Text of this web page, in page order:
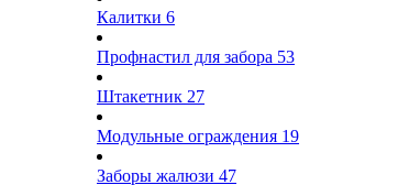
Калитки 6
Профнастил для забора 53
Штакетник 27
Модульные ограждения 19
Заборы жалюзи 47